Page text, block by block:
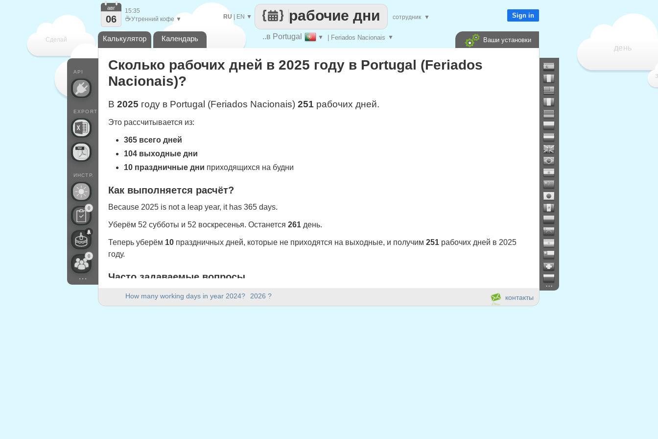
Сделай
каждый
день
..в Portugal ▼ | Feriados Nacionais ▼
рабочие дни
RU| EN ▼ сотрудник ▼
API
EXPORT
ИНСТР.
0
0
...
авг
06
15:35
☕Утренний кофе ▼ Sign in
Калькулятор Календарь Ваши установки
How many working days in year 2024? 2026 ?
...
контакты
Сколько рабочих дней в 2025 году в Portugal (Feriados
Nacionais)?
В 2025 году в Portugal (Feriados Nacionais) 251 рабочих дней.
Это рассчитывается из:
365 всего дней
104 выходные дни
10 праздничные дни приходящихся на будни
Как выполняется расчёт?
Because 2025 is not a leap year, it has 365 days.
Уберём 52 субботы и 52 воскресенья. Останется 261 день.
Теперь уберём 10 праздничных дней, которые не приходятся на выходные, и получим 251 рабочих дней в 2025
году.
Часто задаваемые вопросы
Сколько рабочих дней в 2025 году в Portugal (Feriados Nacionais)?